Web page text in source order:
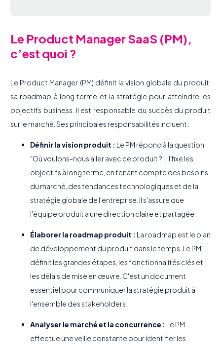
Le Product Manager SaaS (PM),
c’est quoi ?
Le Product Manager (PM) définit la vision globale du produit,
sa roadmap à long terme et la stratégie pour atteindre les
objectifs business. Il est responsable du succès du produit
sur le marché. Ses principales responsabilités incluent :
Définir la vision produit : Le PM répond à la question
"Où voulons-nous aller avec ce produit ?". Il fixe les
objectifs à long terme, en tenant compte des besoins
du marché, des tendances technologiques et de la
stratégie globale de l'entreprise. Il s'assure que
l'équipe produit a une direction claire et partagée.
Élaborer la roadmap produit : La roadmap est le plan
de développement du produit dans le temps. Le PM
définit les grandes étapes, les fonctionnalités clés et
les délais de mise en œuvre. C'est un document
essentiel pour communiquer la stratégie produit à
l'ensemble des stakeholders.
Analyser le marché et la concurrence : Le PM
effectue une veille constante pour identifier les